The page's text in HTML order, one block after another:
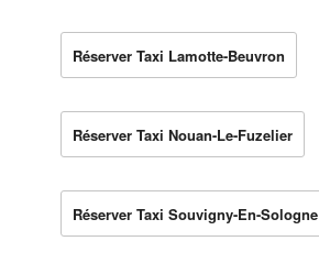
Réserver Taxi Lamotte-Beuvron
Réserver Taxi Nouan-Le-Fuzelier
Réserver Taxi Souvigny-En-Sologne